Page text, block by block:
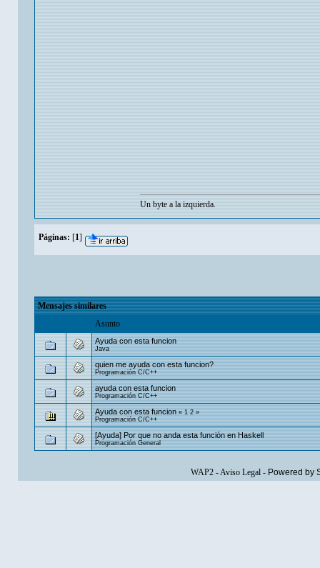
Un byte a la izquierda.
Páginas: [1]
Mensajes similares
Asunto
Ayuda con esta funcion
Java
quien me ayuda con esta funcion?
Programación C/C++
ayuda con esta funcion
Programación C/C++
Ayuda con esta funcion «1 2»
Programación C/C++
[Ayuda] Por que no anda esta función en Haskell
Programación General
WAP2-Aviso Legal- Powered by